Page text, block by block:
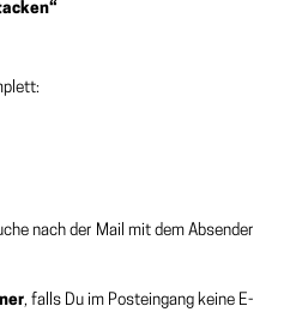
nach der Mail mit dem Absender
, falls Du im Posteingang keine E-